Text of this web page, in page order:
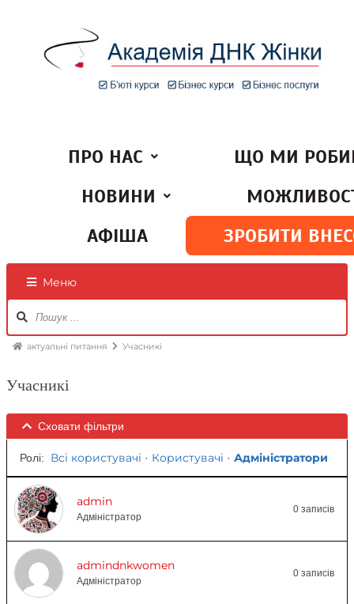
ПРО НАС
ЩО МИ
НОВИНИ
АФІША
ЗРОБИТИ
Меню
актуальні питання Учасникі
Учасникі
Сховати фільтри
Ролі: Всі користувачі · Користувачі · Адміністратори
admin
Адміністратор
0 записів
admindnkwomen
Адміністратор
0 записів